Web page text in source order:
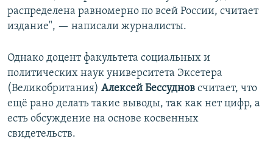
распределена равномерно по всей России, считает
издание", — написали журналисты.
Однако доцент факультета социальных и
политических наук университета Эксетера
(Великобритания) Алексей Бессуднов считает, что
ещё рано делать такие выводы, так как нет цифр, а
есть обсуждение на основе косвенных
свидетельств.